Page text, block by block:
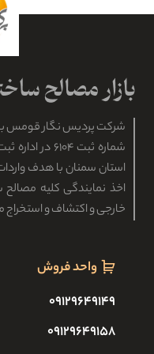
شرکت پردیس نگار قومس
شماره ثبت
استان سمنان با هدف
اخذ نمایندگی کلیه
خارجی و اکتشاف و
واحد فروش
۰۹۱۲۹۶۴۹۱۴۹
۰۹۱۲۹۶۴۹۱۵۸